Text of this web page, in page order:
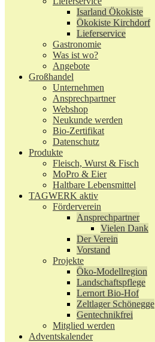
Isarland Ökokiste
Ökokiste Kirchdorf
Lieferservice
Gastronomie
Was ist wo?
Angebote
Großhandel
Unternehmen
Ansprechpartner
Webshop
Neukunde werden
Bio-Zertifikat
Datenschutz
Produkte
Fleisch, Wurst & Fisch
MoPro & Eier
Haltbare Lebensmittel
TAGWERK aktiv
Förderverein
Ansprechpartner
Vielen Dank
Der Verein
Vorstand
Projekte
Öko-Modellregion
Landschaftspflege
Lernort Bio-Hof
Zeltlager Schönegge
Gentechnikfrei
Mitglied werden
Adventskalender